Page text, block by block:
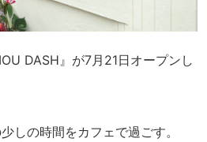
DASH』が7月21日オープンし
しの時間をカフェで過ごす。